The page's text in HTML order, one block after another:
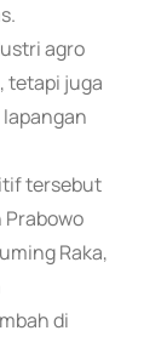
agro
tetapi juga
tersebut
Prabowo
Raka,
di